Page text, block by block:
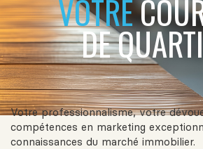
VOTRE
DE
Votre professionnalisme, votre
compétences en marketing
connaissances du marché immobilier.